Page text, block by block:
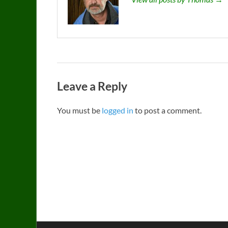
Leave a Reply
You must be logged in to post a comment.